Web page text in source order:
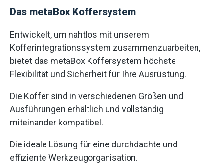
Das metaBox Koffersystem
Entwickelt, um nahtlos mit unserem
Kofferintegrationssystem zusammenzuarbeiten,
bietet das metaBox Koffersystem höchste
Flexibilität und Sicherheit für Ihre Ausrüstung.
Die Koffer sind in verschiedenen Größen und
Ausführungen erhältlich und vollständig
miteinander kompatibel.
Die ideale Lösung für eine durchdachte und
effiziente Werkzeugorganisation.